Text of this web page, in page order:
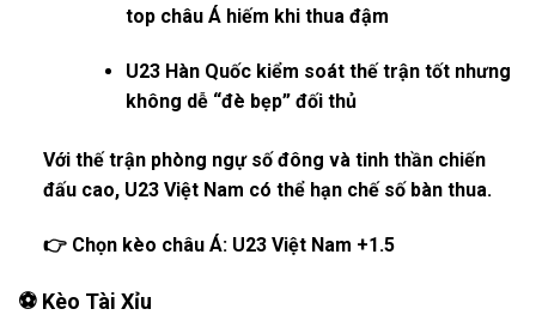
top châu Á hiếm khi thua đậm
U23 Hàn Quốc kiểm soát thế trận tốt nhưng
không dễ “đè bẹp” đối thủ
Với thế trận phòng ngự số đông và tinh thần chiến
đấu cao, U23 Việt Nam có thể hạn chế số bàn thua.
👉 Chọn kèo châu Á: U23 Việt Nam +1.5
⚽ Kèo Tài Xỉu